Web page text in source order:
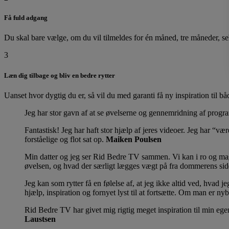
Få fuld adgang
Du skal bare vælge, om du vil tilmeldes for én måned, tre måneder,
3
Læn dig tilbage og bliv en bedre rytter
Uanset hvor dygtig du er, så vil du med garanti få ny inspiration til
Jeg har stor gavn af at se øvelserne og gennemridning af
Fantastisk! Jeg har haft stor hjælp af jeres videoer. Jeg har
forståelige og flot sat op. Maiken Poulsen
Min datter og jeg ser Rid Bedre TV sammen. Vi kan i ro og
øvelsen, og hvad der særligt lægges vægt på fra dommerens
Jeg kan som rytter få en følelse af, at jeg ikke altid ved,
hjælp, inspiration og fornyet lyst til at fortsætte. Om man er
Rid Bedre TV har givet mig rigtig meget inspiration til min
Laustsen